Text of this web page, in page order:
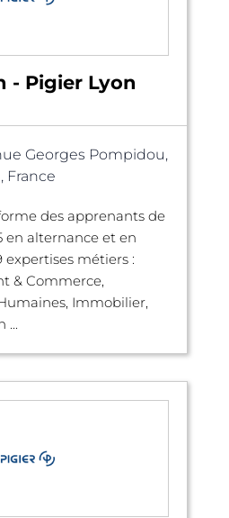
- Pigier Lyon
Georges Pompidou,
France
des apprenants de
en alternance et en
expertises métiers :
& Commerce,
Immobilier,
...